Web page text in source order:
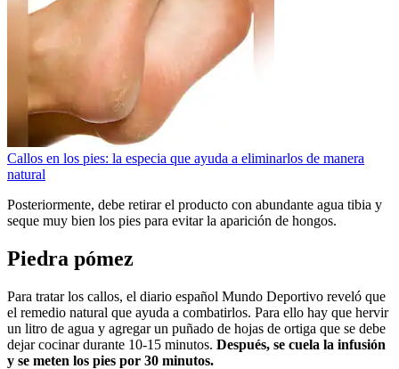
Callos en los pies: la especia que ayuda a eliminarlos de manera
natural
Posteriormente, debe retirar el producto con abundante agua tibia y
seque muy bien los pies para evitar la aparición de hongos.
Piedra pómez
Para tratar los callos, el diario español Mundo Deportivo reveló que
el remedio natural que ayuda a combatirlos. Para ello hay que hervir
un litro de agua y agregar un puñado de hojas de ortiga que se debe
dejar cocinar durante 10-15 minutos. Después, se cuela la infusión
y se meten los pies por 30 minutos.